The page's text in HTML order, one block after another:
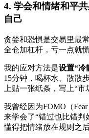
4. 学会和情绪和平
自己
贪婪和恐惧是交易里最
全仓加杠杆，亏一点就
我的应对方法是设置“冷
15分钟，喝杯水、散散
上贴一张纸条，写上“市
我曾经因为FOMO（
来学会了“错过也比错判
懂得把情绪放在规则之